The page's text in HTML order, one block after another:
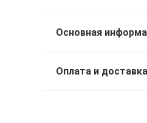
Основная
Оплата и